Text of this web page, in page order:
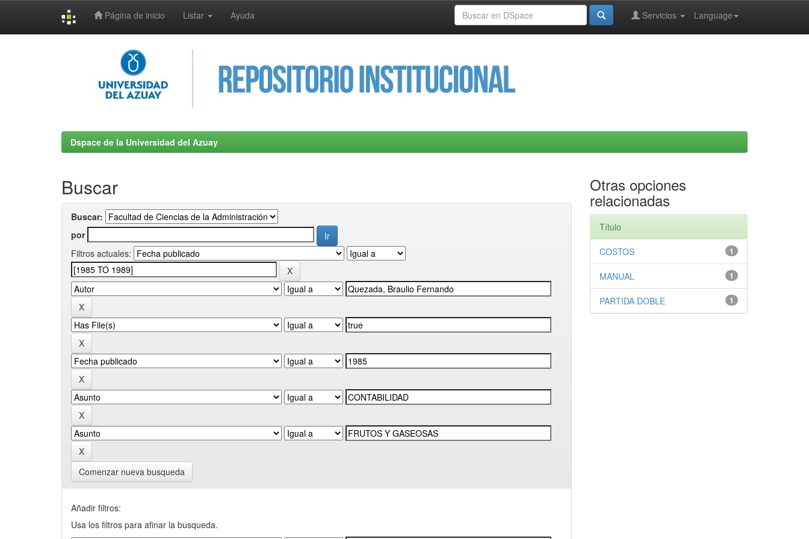
Página de inicio Listar Ayuda Language
Servicios
Dspace de la Universidad del Azuay
Buscar
Buscar:
por
Filtros actuales:
Comenzar nueva busqueda
Añadir filtros:
Usa los filtros para afinar la busqueda.
Otras opciones
relacionadas
Título
1
COSTOS
1
MANUAL
1
PARTIDA DOBLE